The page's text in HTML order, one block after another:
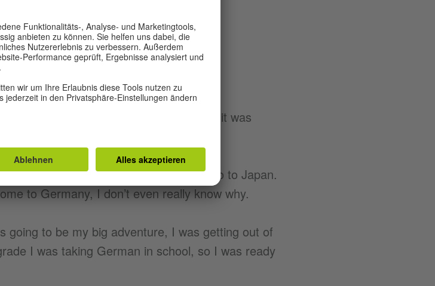
America Revisited(PDF, 528 KB)
want to come to Berlin because I knew it was
they called it.
a choice whether to come here or to go to Japan.
to Germany, I don’t even really know why.
going to be my big adventure, I was getting out of
I was taking German in school, so I was ready